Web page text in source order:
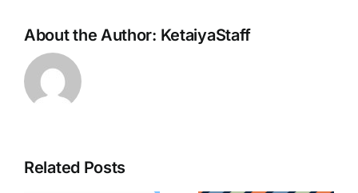
About the Author: KetaiyaStaff
Related Posts